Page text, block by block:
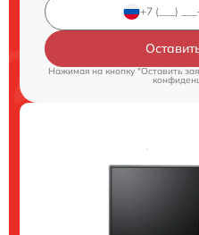
Нажимая на кнопку "Оставить